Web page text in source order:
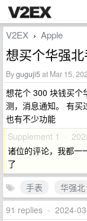
V2EX › Apple
想买个华强
Byguguji5at Mar 15,
想花个 300 块钱买个
测，消息通知。 有买
也有不少功能
Supplement 1 ·
诸位的评论，我都一
了
手表
华强北
91 replies • 2024-